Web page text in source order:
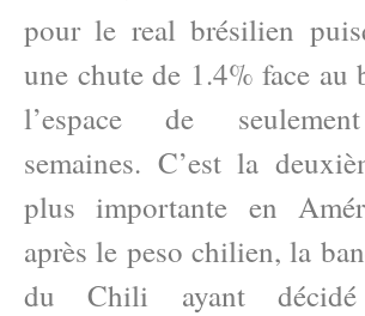
pour le real brésilien
une chute de 1.4% face au
l’espace de
semaines. C’est la
plus importante en
après le peso chilien, la
du Chili ayant décidé